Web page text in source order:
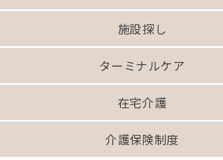
施設探し
ターミナルケア
在宅介護
介護保険制度